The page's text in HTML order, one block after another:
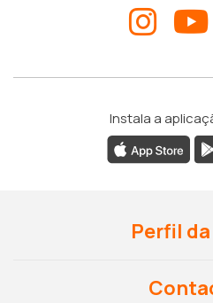
Instala a
Perfil